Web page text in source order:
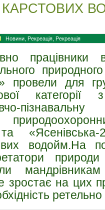
Новини Рекреація Рекреація
працівники
провели для
та
водойм.На
зростає на цих